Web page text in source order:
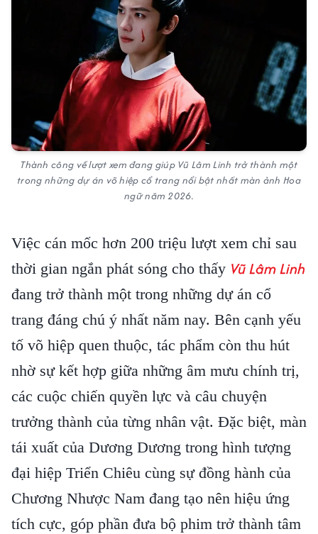
Thành công về lượt xem đang giúp Vũ Lâm Linh trở thành một
trong những dự án võ hiệp cổ trang nổi bật nhất màn ảnh Hoa
ngữ năm 2026.
Việc cán mốc hơn 200 triệu lượt xem chỉ sau
thời gian ngắn phát sóng cho thấy Vũ Lâm Linh
đang trở thành một trong những dự án cổ
trang đáng chú ý nhất năm nay. Bên cạnh yếu
tố võ hiệp quen thuộc, tác phẩm còn thu hút
nhờ sự kết hợp giữa những âm mưu chính trị,
các cuộc chiến quyền lực và câu chuyện
trưởng thành của từng nhân vật. Đặc biệt, màn
tái xuất của Dương Dương trong hình tượng
đại hiệp Triển Chiêu cùng sự đồng hành của
Chương Nhược Nam đang tạo nên hiệu ứng
tích cực, góp phần đưa bộ phim trở thành tâm